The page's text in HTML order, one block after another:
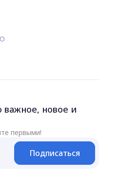
новое и
первыми!
Подписаться